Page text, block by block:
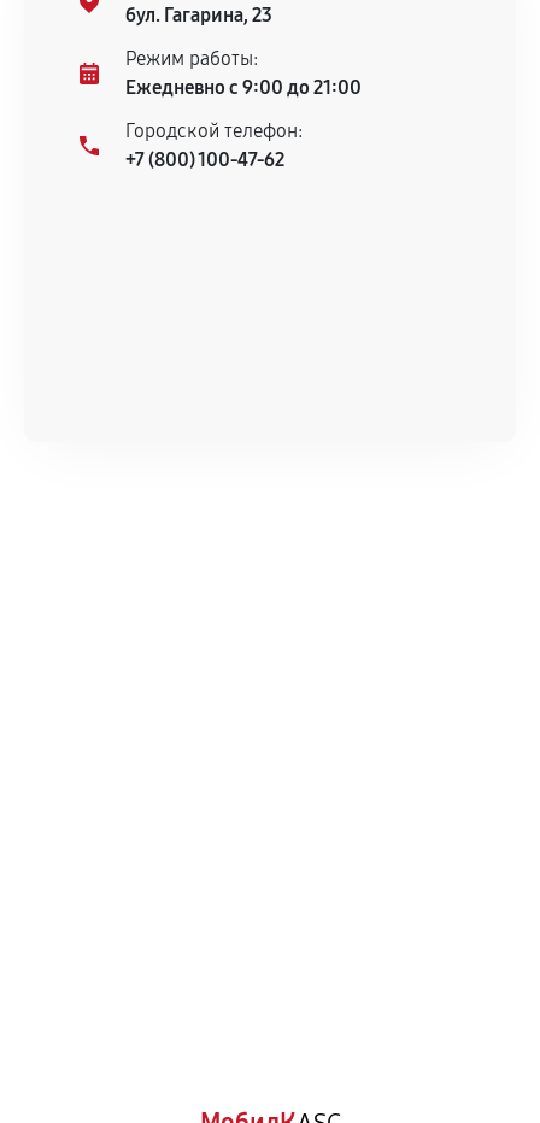
бул. Гагарина, 23
Режим работы:
Ежедневно с 9:00 до 21:00
Городской телефон:
+7 (800) 100-47-62